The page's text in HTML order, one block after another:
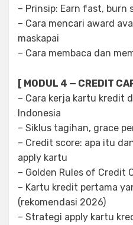
– Prinsip: Earn fast, burn
– Cara mencari award
maskapai
– Cara membaca dan
[ MODUL 4 — CREDIT
– Cara kerja kartu kredit
Indonesia
– Siklus tagihan, grace
– Credit score: apa itu
apply kartu
– Golden Rules of Credit
– Kartu kredit pertama
(rekomendasi 2026)
– Strategi apply kartu